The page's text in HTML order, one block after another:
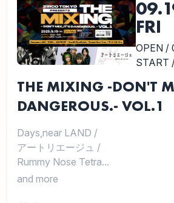
FRI
OPEN /
START
THE MIXING -DON'T
DANGEROUS.- VOL.1
Days,near LAND /
アートリエージュ /
Rummy Nose Tetra...
and more